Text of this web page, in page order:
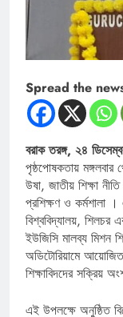
Spread the
বরাক তরঙ্গ, ২৪
পৃষ্ঠপোষকতায়
উষা, জাতীয় শিক্ষা
প্রশিক্ষণ ও কর্মশালা
বিশ্ববিদ্যালয়, শিলচর
ইউজিসি মালব্য মিশন
অডিটোরিয়ামে
শিক্ষাবিদদের সক্রিয়
এই উপলক্ষে অনুষ্ঠিত